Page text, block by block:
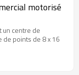
motorisé
un centre de
de points de 8 x 16